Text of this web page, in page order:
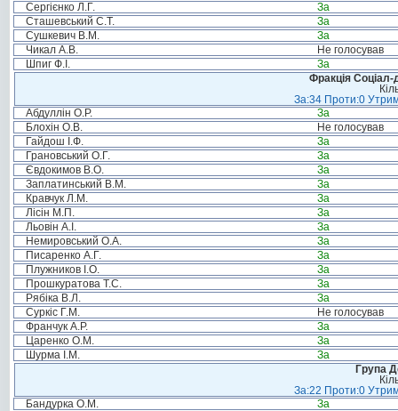
Сергієнко Л.Г.
За
Сташевський С.Т.
За
Сушкевич В.М.
За
Чикал А.В.
Не голосував
Шпиг Ф.І.
За
Фракція Соціал-
За:34 Проти:0
Абдуллін О.Р.
За
Блохін О.В.
Не голосував
Гайдош І.Ф.
За
Грановський О.Г.
За
Євдокимов В.О.
За
Заплатинський В.М.
За
Кравчук Л.М.
За
Лісін М.П.
За
Льовін А.І.
За
Немировський О.А.
За
Писаренко А.Г.
За
Плужников І.О.
За
Прошкуратова Т.С.
За
Рябіка В.Л.
За
Суркіс Г.М.
Не голосував
Франчук А.Р.
За
Царенко О.М.
За
Шурма І.М.
За
Група
За:22 Проти:0
Бандурка О.М.
За